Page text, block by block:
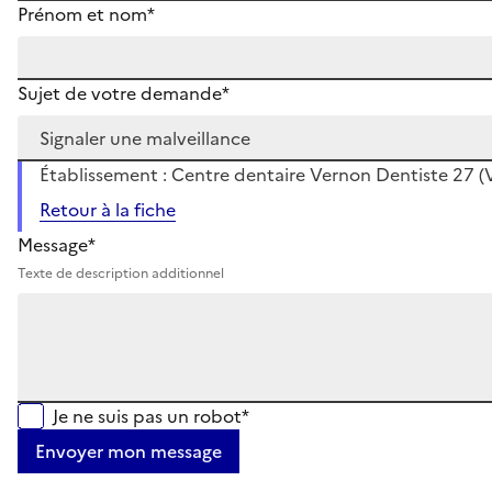
Prénom et nom*
Sujet de votre demande*
Établissement : Centre dentaire Vernon Dentiste 27
Retour à la fiche
Message*
Texte de description additionnel
Je ne suis pas un robot*
Envoyer mon message